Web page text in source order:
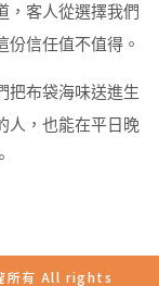
，客人從選擇我們
份信任值不值得。
把布袋海味送進生
人，也能在平日晚
所有 All rights